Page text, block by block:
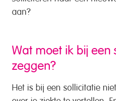
aan?
Wat moet ik bij een
zeggen?
Het is bij een sollicitatie
over je ziekte te vertellen.